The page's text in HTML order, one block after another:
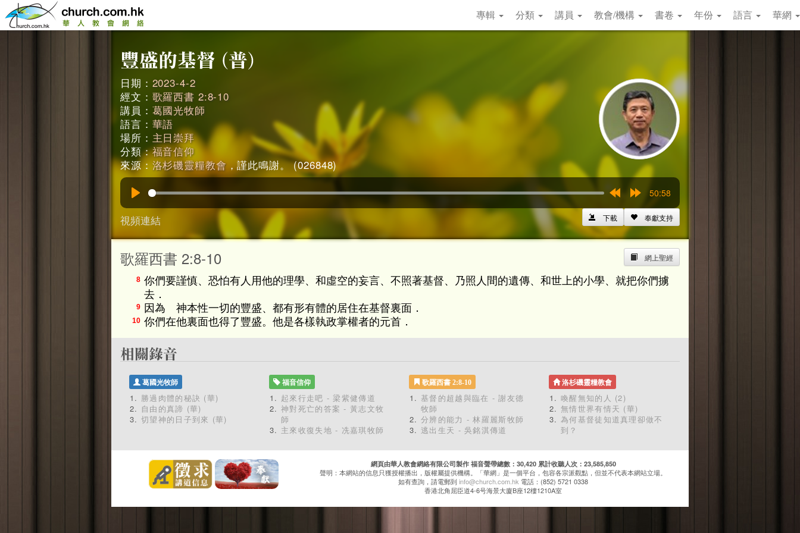
專輯 分類 講員 教會/機構 書卷 年份 語言 華網
日期： 2023-4-2
經文： 歌羅西書 2:8-10
講員： 葛國光牧師
語言： 華語
場所： 主日崇拜
分類：福音信仰
來源：洛杉磯靈糧教會，謹此鳴謝。 (026848)
15s
15s
50:58
視頻連結 奉獻支持
下載
網上聖經
歌羅西書 2:8-10
8 你們要謹慎、恐怕有人用他的理學、和虛空的妄言、不照著基督、乃照人間的遺傳、和世上的小學、就把你們擄
去．
9 因為 神本性一切的豐盛、都有形有體的居住在基督裏面．
10 你們在他裏面也得了豐盛。他是各樣執政掌權者的元首．
葛國光牧師
勝過肉體的秘訣 (華)
自由的真諦 (華)
切望神的日子到來 (華)
福音信仰
起來行走吧 - 梁紫健傳道
神對死亡的答案 - 黃志文牧
師
主來收復失地 - 冼嘉琪牧師
歌羅西書 2:8-10
基督的超越與臨在 - 謝友德
牧師
分辨的能力 - 林羅麗斯牧師
逃出生天 - 吳銘淇傳道
洛杉磯靈糧教會
喚醒無知的人 (2)
無情世界有情天 (華)
為何基督徒知道真理卻做不
到？
網頁由華人教會網絡有限公司製作 福音聲帶總數：30,420 累計收聽人次：23,585,850
聲明：本網站的信息只獲授權播出，版權屬提供機構。「華網」是一個平台，包容各宗派觀點，但並不代表本網站立場。
如有查詢，請電郵到info@church.com.hk 電話：(852) 5721 0338
香港北角屈臣道4-6号海景大廈B座12樓1210A室